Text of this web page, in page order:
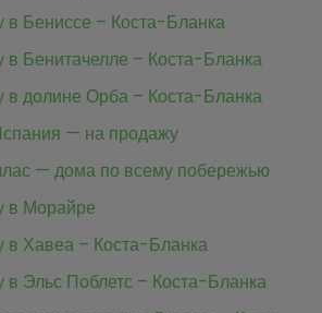
Бениссе – Коста-Бланка
Бенитачелле – Коста-Бланка
долине Орба – Коста-Бланка
— на продажу
— дома по всему побережью
в Морайре
Хавеа – Коста-Бланка
Эльс Поблетс – Коста-Бланка